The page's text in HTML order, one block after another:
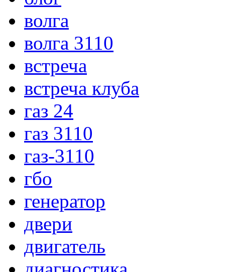
волга
волга 3110
встреча
встреча клуба
газ 24
газ 3110
газ-3110
гбо
генератор
двери
двигатель